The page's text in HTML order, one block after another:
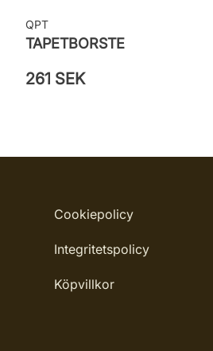
QPT
TAPETBORSTE
261 SEK
Cookiepolicy
Integritetspolicy
Köpvillkor